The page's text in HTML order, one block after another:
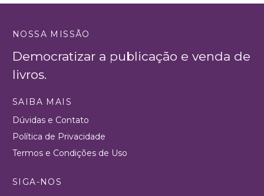
NOSSA MISSÃO
Democratizar a publicação e venda de
livros.
SAIBA MAIS
Dúvidas e Contato
Política de Privacidade
Termos e Condições de Uso
SIGA-NOS